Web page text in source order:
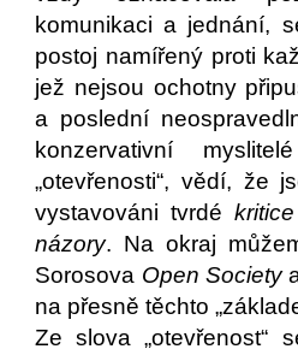
komunikaci a jednání,
postoj namířený proti
jež nejsou ochotny
a poslední
konzervativní
„otevřenosti“, vědí, že
vystavováni tvrdé
názory. Na okraj
Sorosova Open Society
na přesně těchto
Ze slova „otevřenost“